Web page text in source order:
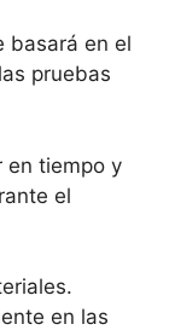
basará en el
pruebas
en tiempo y
el
en las